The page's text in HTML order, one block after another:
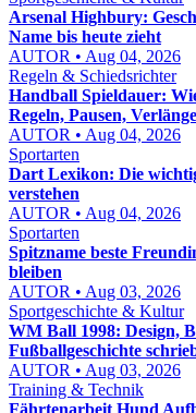
Arsenal Highbury:
Name bis heute zieht
AUTOR • Aug 04, 2026
Regeln & Schiedsrichter
Handball Spieldauer:
Regeln, Pausen,
AUTOR • Aug 04, 2026
Sportarten
Dart Lexikon: Die
verstehen
AUTOR • Aug 04, 2026
Sportarten
Spitzname beste
bleiben
AUTOR • Aug 03, 2026
Sportgeschichte & Kultur
WM Ball 1998: Design,
Fußballgeschichte
AUTOR • Aug 03, 2026
Training & Technik
Fährtenarbeit Hund